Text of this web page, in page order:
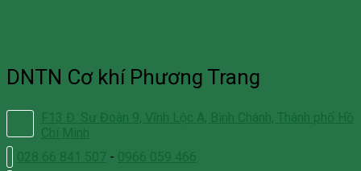
DNTN Cơ khí Phương Trang
F13 Đ. Sư Đoàn 9, Vĩnh Lộc A, Bình Chánh, Thành phố Hồ
Chí Minh
028 66 841 507 - 0966 059 466